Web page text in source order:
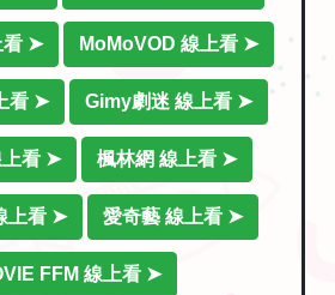
看 ➤ MoMoVOD 線上看 ➤
看 ➤ Gimy劇迷 線上看 ➤
看 ➤ 楓林網 線上看 ➤
上看 ➤ 愛奇藝 線上看 ➤
FFM 線上看 ➤